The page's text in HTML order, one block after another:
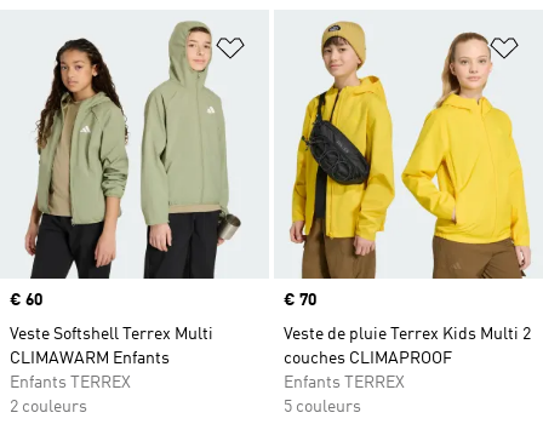
Ajouter à la Liste de produits
Prix
€ 60
Veste Softshell Terrex Multi
CLIMAWARM Enfants
Enfants TERREX
2 couleurs
Prix
€ 70
Veste de pluie Terrex Kids Multi 2
couches CLIMAPROOF
Enfants TERREX
5 couleurs